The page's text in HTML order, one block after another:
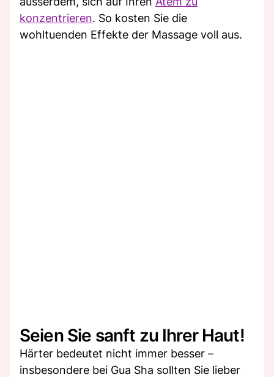
konzentrieren. So kosten Sie die
wohltuenden Effekte der Massage voll aus.
Seien Sie sanft zu Ihrer Haut!
Härter bedeutet nicht immer besser –
insbesondere bei Gua Sha sollten Sie lieber